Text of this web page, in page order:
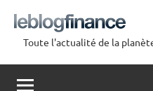
contenu
Le
Blog
Toute l'actualité de la